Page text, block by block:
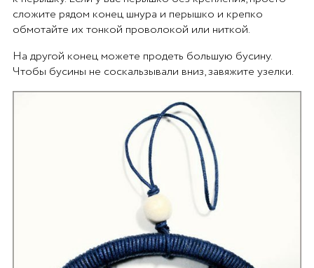
сложите рядом конец шнура и перышко и крепко
обмотайте их тонкой проволокой или ниткой.
На другой конец можете продеть большую бусину.
Чтобы бусины не соскальзывали вниз, завяжите узелки.